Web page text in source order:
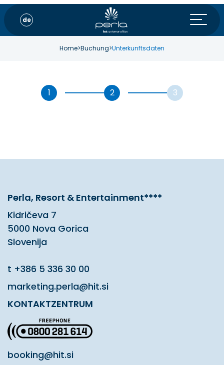
de
Home>Buchung>Unterkunftsdaten
Perla, Resort & Entertainment****
Kidričeva 7
5000 Nova Gorica
Slovenija
t +386 5 336 30 00
marketing.perla@hit.si
KONTAKTZENTRUM
booking@hit.si